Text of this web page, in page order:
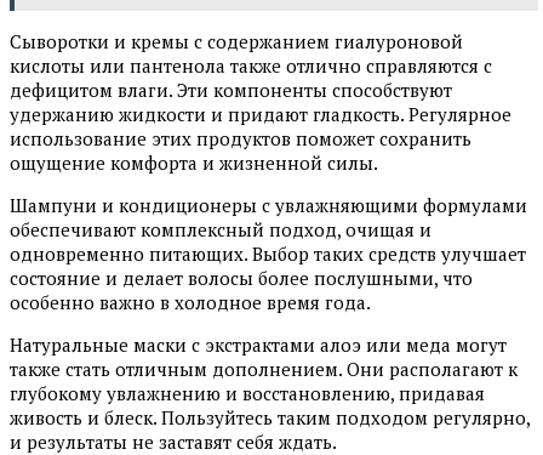
Сыворотки и кремы с содержанием гиалуроновой
кислоты или пантенола также отлично справляются с
дефицитом влаги. Эти компоненты способствуют
удержанию жидкости и придают гладкость. Регулярное
использование этих продуктов поможет сохранить
ощущение комфорта и жизненной силы.
Шампуни и кондиционеры с увлажняющими формулами
обеспечивают комплексный подход, очищая и
одновременно питающих. Выбор таких средств улучшает
состояние и делает волосы более послушными, что
особенно важно в холодное время года.
Натуральные маски с экстрактами алоэ или меда могут
также стать отличным дополнением. Они располагают к
глубокому увлажнению и восстановлению, придавая
живость и блеск. Пользуйтесь таким подходом регулярно,
и результаты не заставят себя ждать.